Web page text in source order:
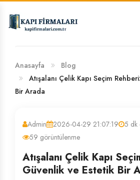
BANKA HESAP NUMARALARIMIZ
Anasayfa
Blog
Atışalanı Çelik Kapı Seçim
Bir Arada
Admin 2026-04-29 21:07:19
5 dk
59 görüntülenme
Atışalanı Çelik Kapı
Güvenlik ve Estetik Bir